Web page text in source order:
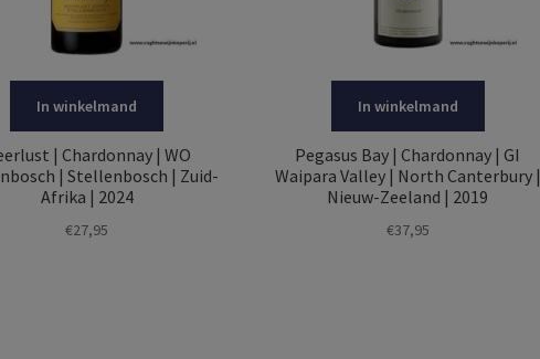
In winkelmand
| Chardonnay | WO
| Stellenbosch | Zuid-
Afrika | 2024
€27,95
In winkelmand
Pegasus Bay | Chardonnay | GI
Waipara Valley | North Canterbury |
Nieuw-Zeeland | 2019
€37,95